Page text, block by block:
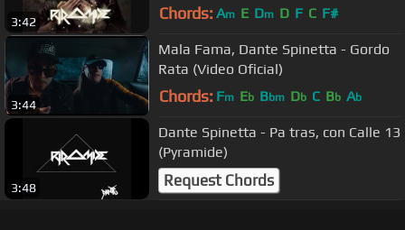
3:42 Chords: Am E Dm D F C F#
3:44
Mala Fama, Dante Spinetta - Gordo
Rata (Video Oficial)
Chords: Fm Eb Bbm Db C Bb Ab
3:48
Dante Spinetta - Pa tras, con Calle 13
(Pyramide)
Request Chords